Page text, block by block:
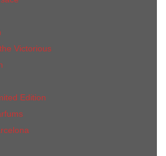
Victorious
Edition